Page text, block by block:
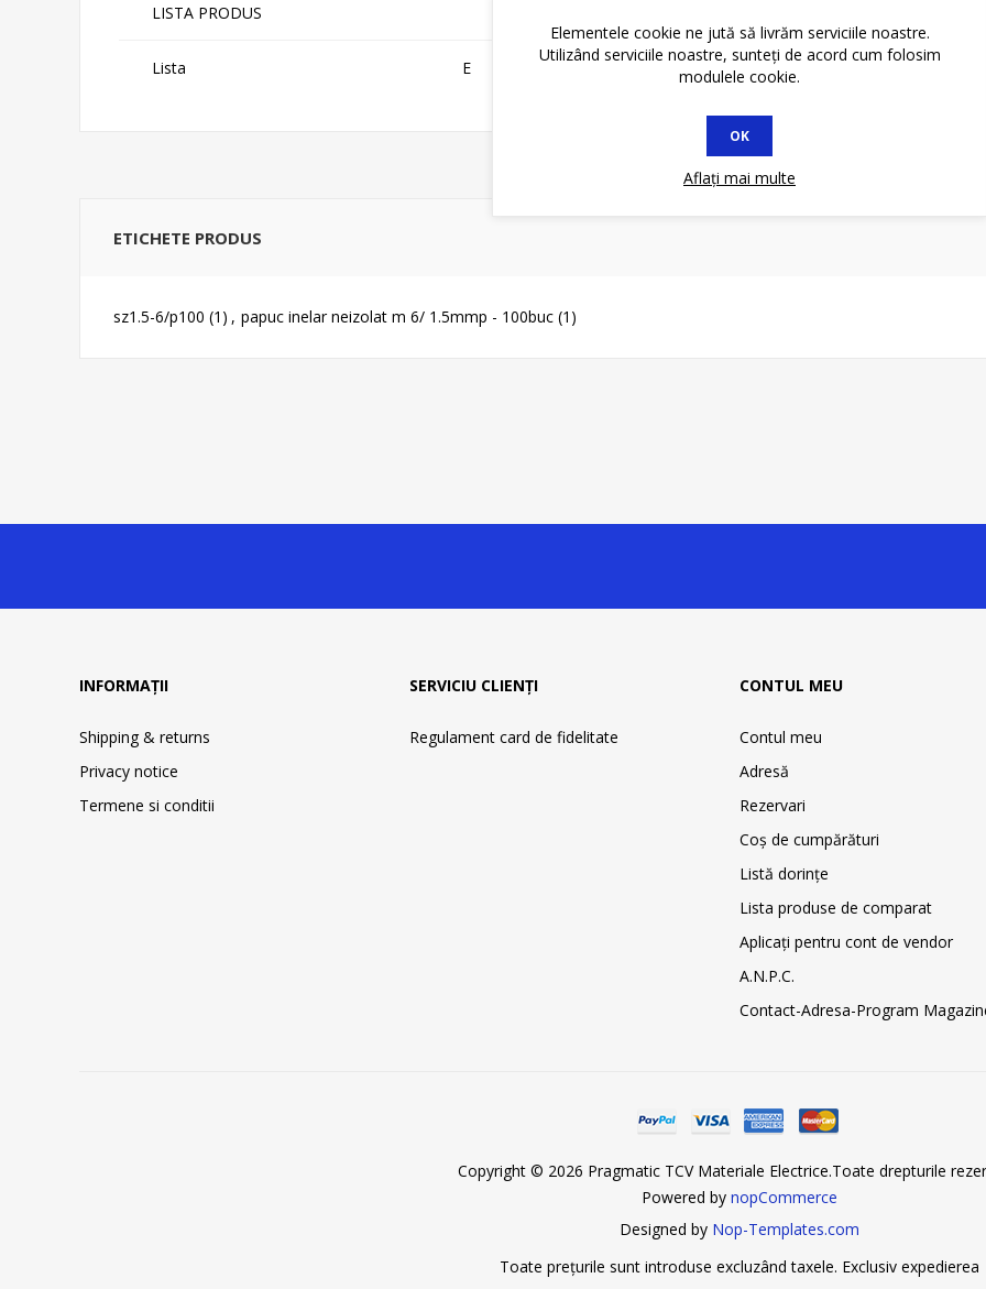
LISTA PRODUS
Lista E
ETICHETE PRODUS
sz1.5-6/p100 (1) , papuc inelar neizolat m 6/ 1.5mmp - 100buc (1)
INFORMAȚII
Shipping & returns
Privacy notice
Termene si conditii
SERVICIU CLIENȚI
Regulament card de fidelitate
CONTUL MEU
Contul meu
Adresă
Rezervari
Coş de cumpărături
Listă dorințe
Lista produse de comparat
Aplicați pentru cont de vendor
A.N.P.C.
Contact-Adresa-Program
Copyright © 2026 Pragmatic TCV Materiale Electrice.Toate drepturile
Powered by nopCommerce
Designed by Nop-Templates.com
Toate prețurile sunt introduse excluzând taxele. Exclusiv expedierea
Elementele cookie ne jută să livrăm serviciile noastre.
Utilizând serviciile noastre, sunteți de acord cum folosim
modulele cookie.
OK
Aflați mai multe